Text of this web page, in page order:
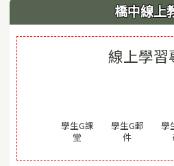
橋中線上
線上學習
學生G課
堂
學生G郵
件(另開視窗)
學